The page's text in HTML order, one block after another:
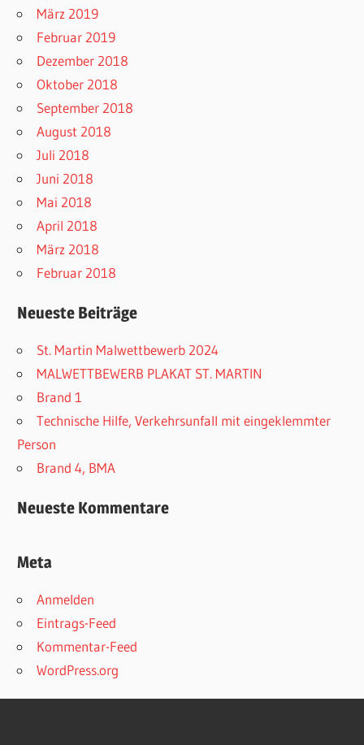
März 2019
Februar 2019
Dezember 2018
Oktober 2018
September 2018
August 2018
Juli 2018
Juni 2018
Mai 2018
April 2018
März 2018
Februar 2018
Neueste Beiträge
St. Martin Malwettbewerb 2024
MALWETTBEWERB PLAKAT ST. MARTIN
Brand 1
Technische Hilfe, Verkehrsunfall mit eingeklemmter
Person
Brand 4, BMA
Neueste Kommentare
Meta
Anmelden
Eintrags-Feed
Kommentar-Feed
WordPress.org